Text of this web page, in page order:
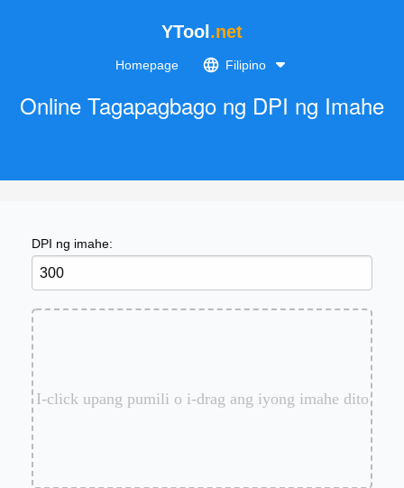
YTool .net
Homepage Filipino
Online Tagapagbago ng DPI ng Imahe
DPI ng imahe:
I-click upang pumili o i-drag ang iyong imahe dito